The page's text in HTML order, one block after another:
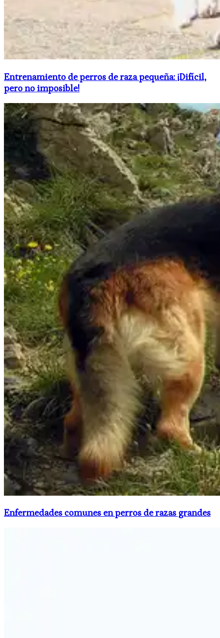
Entrenamiento de perros de raza pequeña: ¡Difícil,
pero no imposible!
Enfermedades comunes en perros de razas grandes